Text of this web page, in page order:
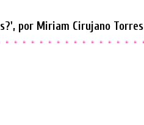
por Miriam Cirujano Torres